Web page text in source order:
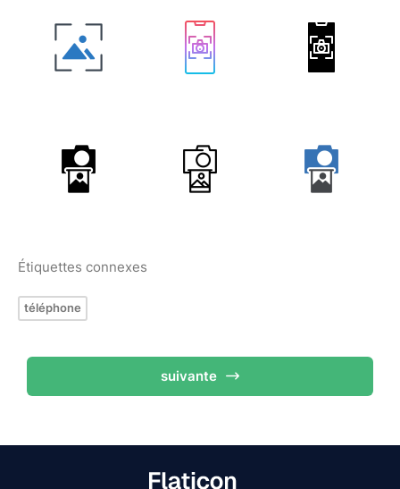
Étiquettes connexes
téléphone
suivante